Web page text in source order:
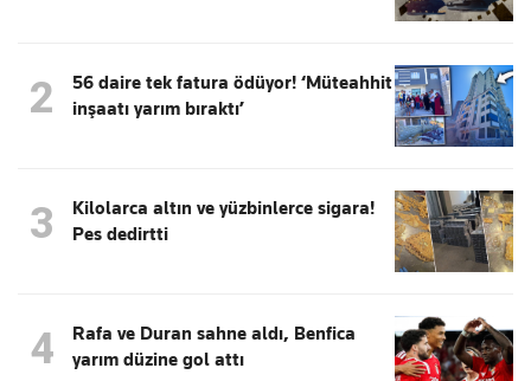
2
56 daire tek fatura ödüyor! ‘Müteahhit
inşaatı yarım bıraktı’
3
Kilolarca altın ve yüzbinlerce sigara!
Pes dedirtti
4
Rafa ve Duran sahne aldı, Benfica
yarım düzine gol attı